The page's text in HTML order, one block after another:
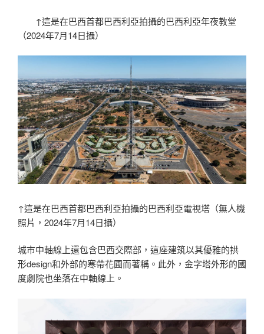
↑這是在巴西首都巴西利亞拍攝的巴西利亞年夜教堂
（2024年7月14日攝）
↑這是在巴西首都巴西利亞拍攝的巴西利亞電視塔（無人機
照片，2024年7月14日攝）
城市中軸線上還包含巴西交際部，這座建筑以其優雅的拱
形design和外部的寒帶花圃而著稱。此外，金字塔外形的國
度劇院也坐落在中軸線上。